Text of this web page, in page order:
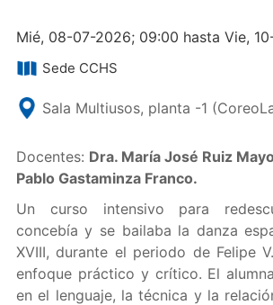
Mié, 08-07-2026; 09:00 hasta Vie,
Sede CCHS
Sala Multiusos, planta -1
Docentes: Dra. María José Ruiz
Pablo Gastaminza Franco.
Un curso intensivo para
concebía y se bailaba la danza
XVIII, durante el periodo de Felipe
enfoque práctico y crítico. El
en el lenguaje, la técnica y la